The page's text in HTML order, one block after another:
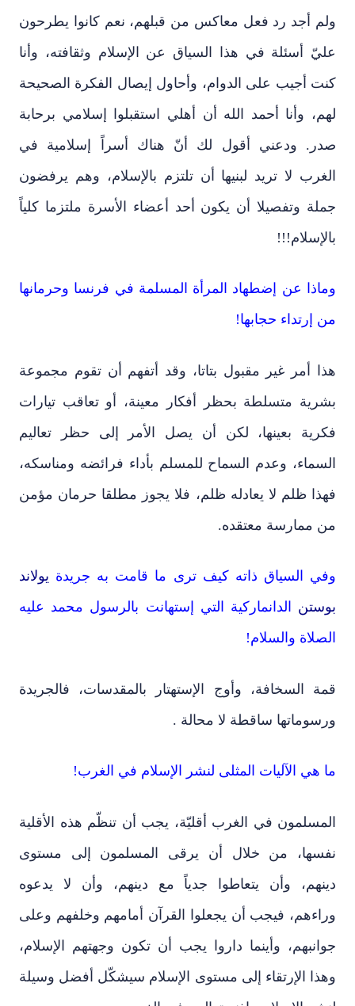
ولم أجد رد فعل معاكس من قبلهم، نعم كانوا يطرحون
عليّ أسئلة في هذا السياق عن الإسلام وثقافته، وأنا
كنت أجيب على الدوام، وأحاول إيصال الفكرة الصحيحة
لهم، وأنا أحمد الله أن أهلي استقبلوا إسلامي برحابة
صدر. ودعني أقول لك أنّ هناك أسراً إسلامية في
الغرب لا تريد لبنيها أن تلتزم بالإسلام، وهم يرفضون
جملة وتفصيلا أن يكون أحد أعضاء الأسرة ملتزما كلياً
بالإسلام!!!
وماذا عن إضطهاد المرأة المسلمة في فرنسا وحرمانها
من إرتداء حجابها!
هذا أمر غير مقبول بتاتا، وقد أتفهم أن تقوم مجموعة
بشرية متسلطة بحظر أفكار معينة، أو تعاقب تيارات
فكرية بعينها، لكن أن يصل الأمر إلى حظر تعاليم
السماء، وعدم السماح للمسلم بأداء فرائضه ومناسكه،
فهذا ظلم لا يعادله ظلم، فلا يجوز مطلقا حرمان مؤمن
من ممارسة معتقده.
وفي السياق ذاته كيف ترى ما قامت به جريدة يولاند
بوستن الدانماركية التي إستهانت بالرسول محمد عليه
الصلاة والسلام!
قمة السخافة، وأوج الإستهتار بالمقدسات، فالجريدة
ورسوماتها ساقطة لا محالة .
ما هي الآليات المثلى لنشر الإسلام في الغرب!
المسلمون في الغرب أقليّة، يجب أن تنظّم هذه الأقلية
نفسها، من خلال أن يرقى المسلمون إلى مستوى
دينهم، وأن يتعاطوا جدياً مع دينهم، وأن لا يدعوه
وراءهم، فيجب أن يجعلوا القرآن أمامهم وخلفهم وعلى
جوانبهم، وأينما داروا يجب أن تكون وجهتهم الإسلام،
وهذا الإرتقاء إلى مستوى الإسلام سيشكّل أفضل وسيلة